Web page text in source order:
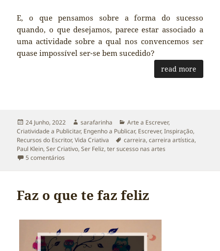
E, o que pensamos sobre a forma do sucesso
quando, o que desejamos, parece estar associado a
uma actividade sobre a qual nos convencemos ser
quase impossível ser-se bem sucedido?
read more
Publicado
a
24 Junho, 2022 Autor
sarafarinha Categorias
Arte a Escrever,
Criatividade a Publicitar, Engenho a Publicar, Escrever,Inspiração,
Recursos do Escritor,Vida Criativa Etiquetas
carreira,carreira artística,
Paul Klein,Ser Criativo,Ser Feliz,ter sucesso nas artes
5 comentários
Faz o que te faz feliz